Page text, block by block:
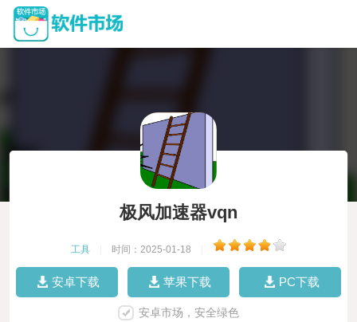
极风加速器vqn
工具 时间：2025-01-18
安卓下载 苹果下载 PC下载
安卓市场，安全绿色